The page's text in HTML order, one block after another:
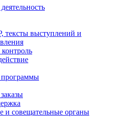
тексты выступлений и
совещательные органы